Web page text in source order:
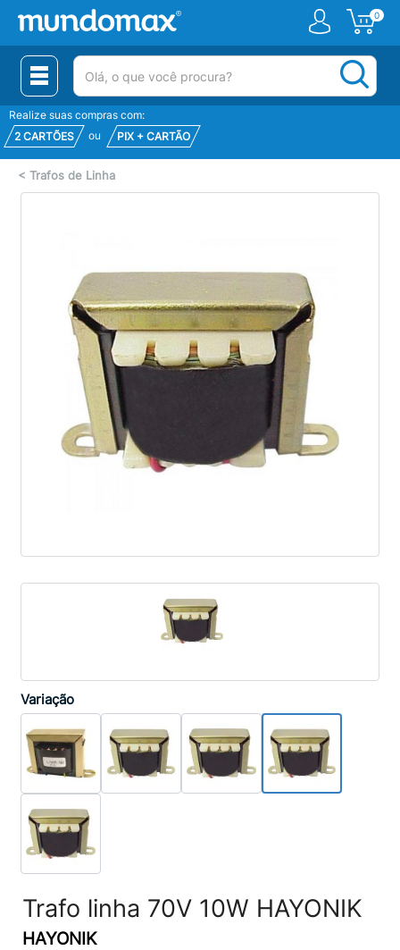
0
(pesquisar)
Realize suas compras com:
2 CARTÕES
ou PIX + CARTÃO
< Trafos de Linha
Variação
Trafo linha 70V 10W HAYONIK
HAYONIK